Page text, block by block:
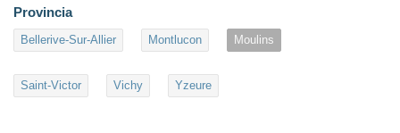
Provincia
Bellerive-Sur-Allier Montlucon Moulins
Saint-Victor Vichy Yzeure